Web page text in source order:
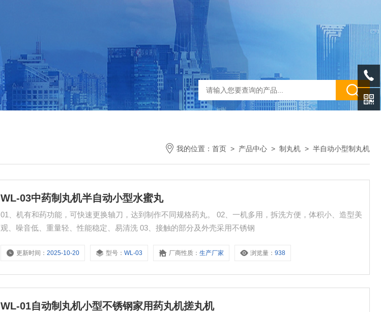
我的位置： 首页 > 产品中心 > 制丸机 > 半自动小型制丸机
WL-03中药制丸机半自动小型水蜜丸
01、机有和药功能，可快速更换轴刀，达到制作不同规格药丸。 02、一机多用，拆洗方便，体积小、造型美
观、噪音低、重量轻、性能稳定、易清洗 03、接触的部分及外壳采用不锈钢
更新时间：2025-10-20 型号：WL-03 厂商性质：生产厂家 浏览量：938
WL-01自动制丸机小型不锈钢家用药丸机搓丸机